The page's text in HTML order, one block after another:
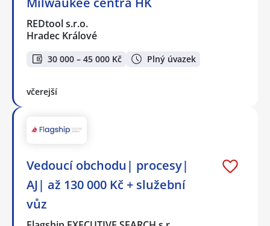
REDtool s.r.o.
Hradec Králové
30 000 – 45 000 Kč Plný úvazek
včerejší
Vedoucí obchodu| procesy|
AJ| až 130 000 Kč + služební
vůz